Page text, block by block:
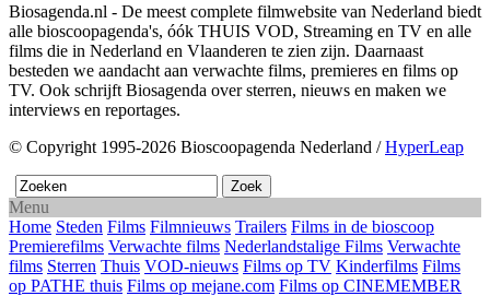
Biosagenda.nl - De meest complete filmwebsite van Nederland biedt
alle bioscoopagenda's, óók THUIS VOD, Streaming en TV en alle
films die in Nederland en Vlaanderen te zien zijn. Daarnaast
besteden we aandacht aan verwachte films, premieres en films op
TV. Ook schrijft Biosagenda over sterren, nieuws en maken we
interviews en reportages.
© Copyright 1995-2026 Bioscoopagenda Nederland /HyperLeap
Menu
Home Steden Films Filmnieuws Trailers Films in de bioscoop
Premierefilms Verwachte films Nederlandstalige Films Verwachte
films Sterren Thuis VOD-nieuws Films op TV Kinderfilms Films
op PATHE thuis Films op mejane.com Films op CINEMEMBER